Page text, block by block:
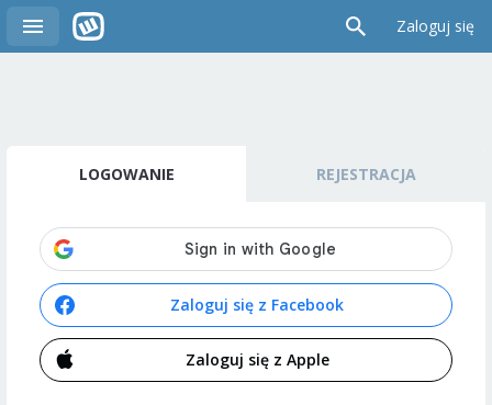
Zaloguj się
LOGOWANIE REJESTRACJA
Zaloguj się z Facebook
Zaloguj się z Apple